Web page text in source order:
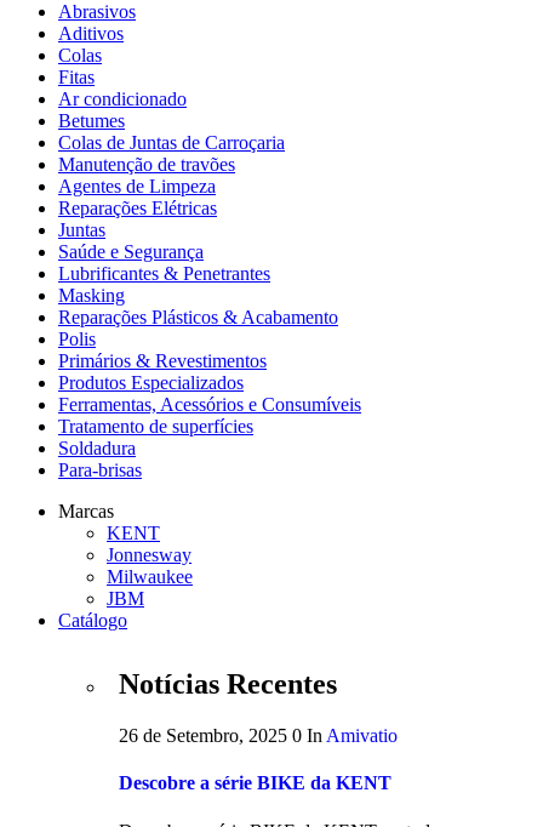
Abrasivos
Aditivos
Colas
Fitas
Ar condicionado
Betumes
Colas de Juntas de Carroçaria
Manutenção de travões
Agentes de Limpeza
Reparações Elétricas
Juntas
Saúde e Segurança
Lubrificantes & Penetrantes
Masking
Reparações Plásticos & Acabamento
Polis
Primários & Revestimentos
Produtos Especializados
Ferramentas, Acessórios e Consumíveis
Tratamento de superfícies
Soldadura
Para-brisas
Marcas
KENT
Jonnesway
Milwaukee
JBM
Catálogo
Notícias Recentes
26 de Setembro, 2025 0 In Amivatio
Descobre a série BIKE da KENT